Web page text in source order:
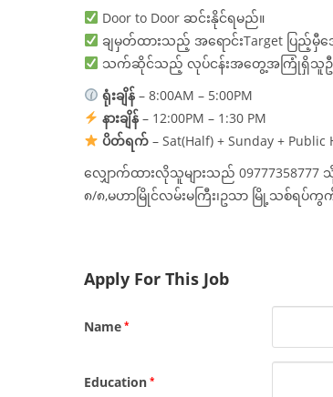
Door to Door ဆင်းနိုင်ရမည်။
ချမှတ်ထားသည့် အရောင်းTarget ပြည့်
သက်ဆိုင်သည့် လုပ်ငန်းအတွေ့အကြုံရှိသူဦးစာ
ရုံးချိန်– 8:00AM – 5:00PM
နားချိန်– 12:00PM – 1:30 PM
ပိတ်ရက်– Sat(Half) + Sunday + Public
လျှောက်ထားလိုသူများသည် 09777358777
၈/၈,မဟာမြိုင်လမ်းမကြီး၊ဥသာ မြို့သစ်ရပ်
Apply For This Job
Name *
Education *